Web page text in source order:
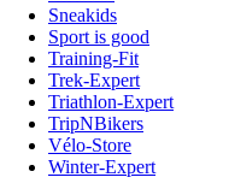
Sneakids
Sport is good
Training-Fit
Trek-Expert
Triathlon-Expert
TripNBikers
Vélo-Store
Winter-Expert